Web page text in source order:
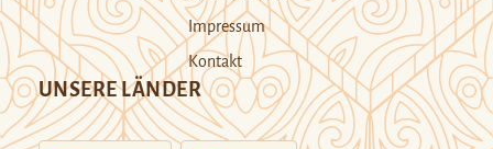
Impressum
Kontakt
UNSERE LÄNDER